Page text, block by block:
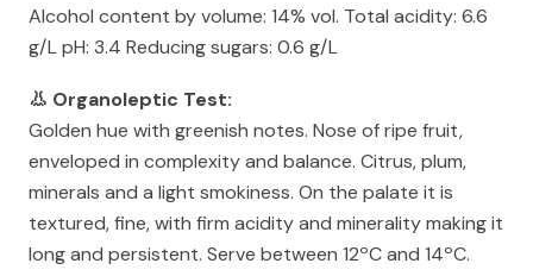
Alcohol content by volume: 14% vol. Total acidity: 6.6
g/L pH: 3.4 Reducing sugars: 0.6 g/L
👃 Organoleptic Test:
Golden hue with greenish notes. Nose of ripe fruit,
enveloped in complexity and balance. Citrus, plum,
minerals and a light smokiness. On the palate it is
textured, fine, with firm acidity and minerality making it
long and persistent. Serve between 12ºC and 14ºC.